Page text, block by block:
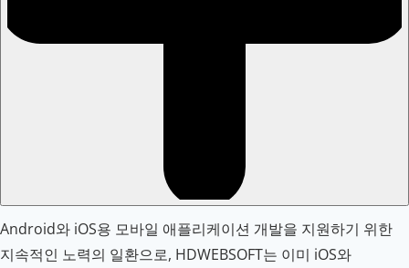
Android와 iOS용 모바일 애플리케이션 개발을 지원하기 위한
지속적인 노력의 일환으로, HDWEBSOFT는 이미 iOS와